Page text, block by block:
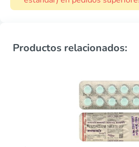
Productos relacionados: